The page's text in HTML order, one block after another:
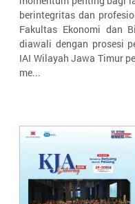
berintegritas dan
Fakultas Ekonomi dan
diawali dengan prosesi
IAI Wilayah Jawa Timur
me...